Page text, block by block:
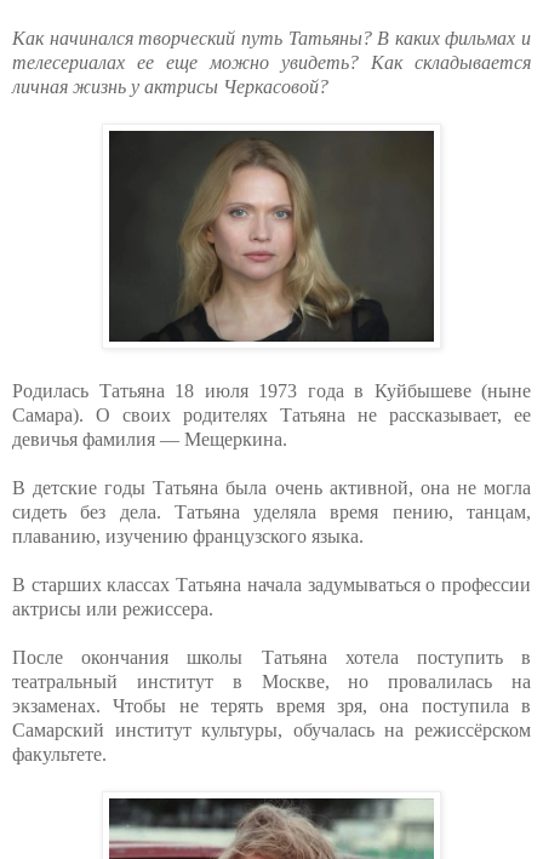
Как начинался творческий путь Татьяны? В каких фильмах и
телесериалах ее еще можно увидеть? Как складывается
личная жизнь у актрисы Черкасовой?
Родилась Татьяна 18 июля 1973 года в Куйбышеве (ныне
Самара). О своих родителях Татьяна не рассказывает, ее
девичья фамилия — Мещеркина.
В детские годы Татьяна была очень активной, она не могла
сидеть без дела. Татьяна уделяла время пению, танцам,
плаванию, изучению французского языка.
В старших классах Татьяна начала задумываться о профессии
актрисы или режиссера.
После окончания школы Татьяна хотела поступить в
театральный институт в Москве, но провалилась на
экзаменах. Чтобы не терять время зря, она поступила в
Самарский институт культуры, обучалась на режиссёрском
факультете.